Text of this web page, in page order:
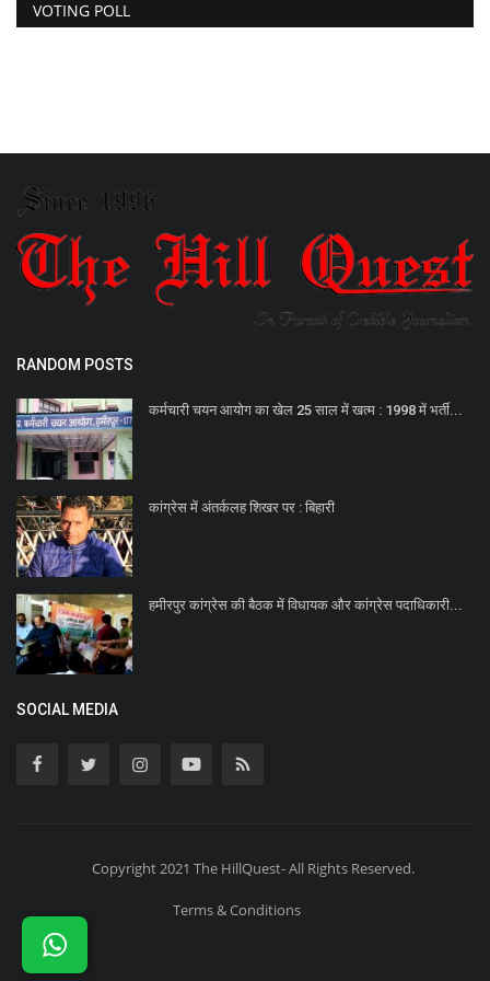
VOTING POLL
RANDOM POSTS
कर्मचारी चयन आयोग का खेल 25 साल में खत्म : 1998 में भर्ती...
कांग्रेस में अंतर्कलह शिखर पर : बिहारी
हमीरपुर कांग्रेस की बैठक में विधायक और कांग्रेस पदाधिकारी...
SOCIAL MEDIA
Copyright 2021 The HillQuest- All Rights Reserved.
Terms & Conditions